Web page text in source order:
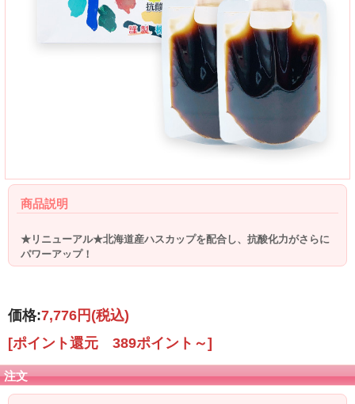
商品説明
★リニューアル★北海道産ハスカップを配合し、抗酸化力がさらに
パワーアップ！
価格:7,776円 (税込)
[ポイント還元 389ポイント～]
注文